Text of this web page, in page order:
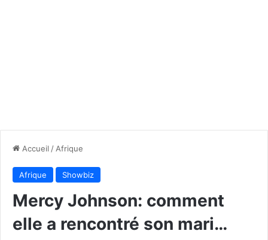
Accueil / Afrique
Afrique Showbiz
Mercy Johnson: comment
elle a rencontré son mari…